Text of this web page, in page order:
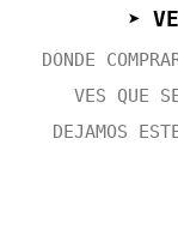
➤
DONDE
VES QUE
DEJAMOS